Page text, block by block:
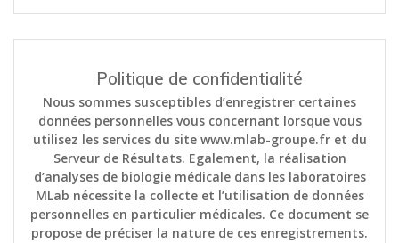
Politique de confidentialité
Nous sommes susceptibles d’enregistrer certaines
données personnelles vous concernant lorsque vous
utilisez les services du site www.mlab-groupe.fr et du
Serveur de Résultats. Egalement, la réalisation
d’analyses de biologie médicale dans les laboratoires
MLab nécessite la collecte et l’utilisation de données
personnelles en particulier médicales. Ce document se
propose de préciser la nature de ces enregistrements.